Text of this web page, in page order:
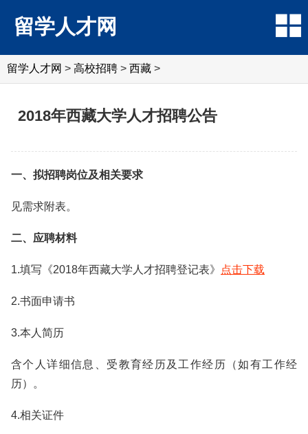
留学人才网
留学人才网 > 高校招聘 > 西藏 >
2018年西藏大学人才招聘公告
一、拟招聘岗位及相关要求
见需求附表。
二、应聘材料
1.填写《2018年西藏大学人才招聘登记表》 点击下载
2.书面申请书
3.本人简历
含个人详细信息、受教育经历及工作经历（如有工作经
历）。
4.相关证件